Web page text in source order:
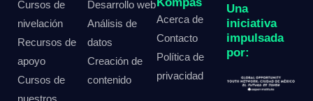
Cursos de
nivelación
Recursos de
apoyo
Cursos de
Desarrollo web
Análisis de
datos
Creación de
contenido
Kompas
Acerca de
Contacto
Política de
privacidad
Una
iniciativa
impulsada
por: